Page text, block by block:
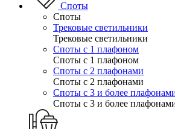
Споты
Споты
Трековые светильники
Трековые светильники
Споты с 1 плафоном
Споты с 1 плафоном
Споты с 2 плафонами
Споты с 2 плафонами
Споты с 3 и более
Споты с 3 и более